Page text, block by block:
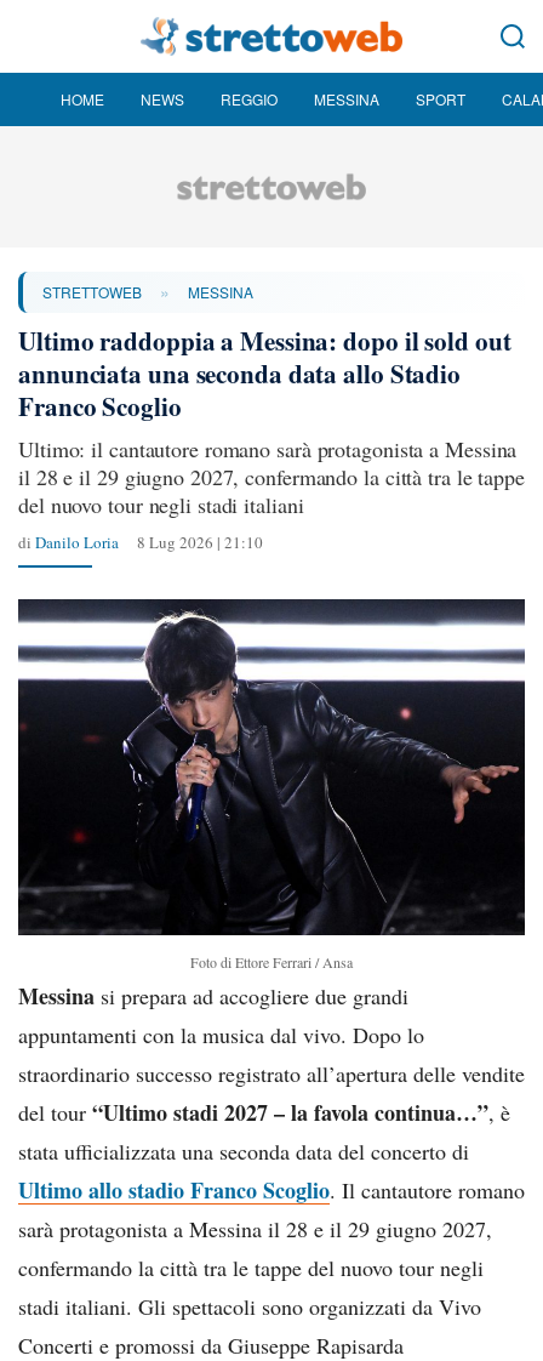
HOME NEWS REGGIO MESSINA SPORT
STRETTOWEB » MESSINA
Ultimo raddoppia a Messina: dopo il sold out
annunciata una seconda data allo Stadio
Franco Scoglio
Ultimo: il cantautore romano sarà protagonista a Messina
il 28 e il 29 giugno 2027, confermando la città tra le tappe
del nuovo tour negli stadi italiani
di Danilo Loria 8 Lug 2026 | 21:10
Foto di Ettore Ferrari / Ansa
Messina si prepara ad accogliere due grandi
appuntamenti con la musica dal vivo. Dopo lo
straordinario successo registrato all’apertura delle vendite
del tour “Ultimo stadi 2027 – la favola continua…”, è
stata ufficializzata una seconda data del concerto di
Ultimo allo stadio Franco Scoglio. Il cantautore romano
sarà protagonista a Messina il 28 e il 29 giugno 2027,
confermando la città tra le tappe del nuovo tour negli
stadi italiani. Gli spettacoli sono organizzati da Vivo
Concerti e promossi da Giuseppe Rapisarda